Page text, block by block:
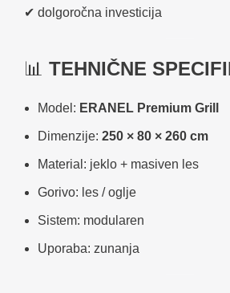
✔ dolgoročna investicija
📊 TEHNIČNE
Model: ERANEL Premium Grill
Dimenzije: 250 × 80 × 260 cm
Material: jeklo + masiven les
Gorivo: les / oglje
Sistem: modularen
Uporaba: zunanja